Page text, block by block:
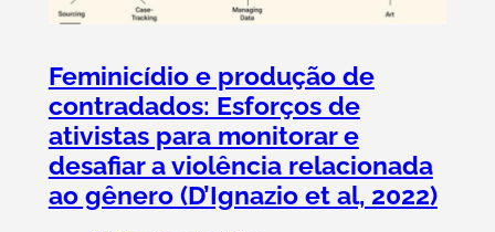
Feminicídio e produção de
contradados: Esforços de
ativistas para monitorar e
desafiar a violência relacionada
ao gênero (D’Ignazio et al, 2022)